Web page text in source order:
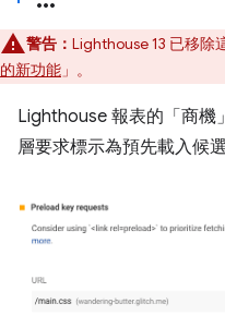
警告： Lighthouse 13 已移除
的新功能 」。
Lighthouse 報表的「商機
層要求標示為預先載入候